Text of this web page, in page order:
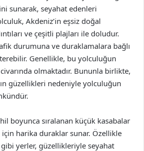
sunarak, seyahat edenleri
Akdeniz’in eşsiz doğal
ve çeşitli plajları ile doludur.
durumuna ve duraklamalara bağlı
Genellikle, bu yolculuğun
olmaktadır. Bununla birlikte,
güzellikleri nedeniyle yolculuğun
boyunca sıralanan küçük kasabalar
harika duraklar sunar. Özellikle
gibi yerler, güzellikleriyle seyahat